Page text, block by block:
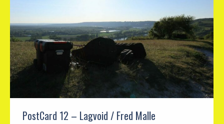
PostCard 12 – Lagvoid / Fred Malle